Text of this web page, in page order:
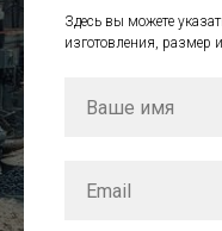
Здесь вы можете
изготовления, размер